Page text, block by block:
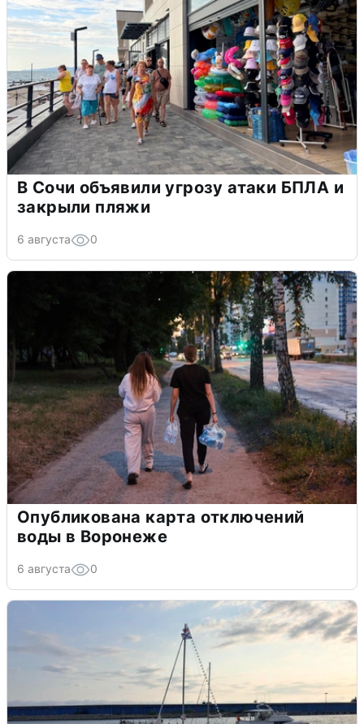
В Сочи объявили угрозу атаки БПЛА и
закрыли пляжи
6 августа 0
Опубликована карта отключений
воды в Воронеже
6 августа 0